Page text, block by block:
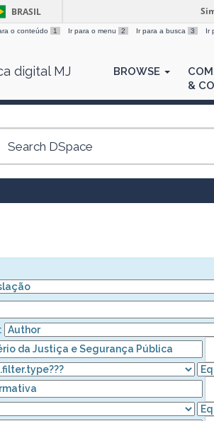
BRASIL
o conteúdo 1 Ir para o menu 2 Ir para a busca 3 Ir
digital MJ BROWSE
&